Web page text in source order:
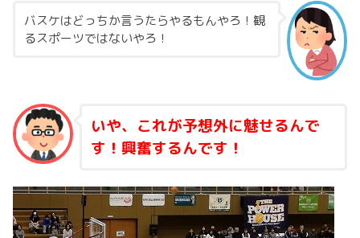
バスケはどっちか言うたらやるもんやろ！観
るスポーツではないやろ！
いや、これが予想外に魅せるんで
す！興奮するんです！